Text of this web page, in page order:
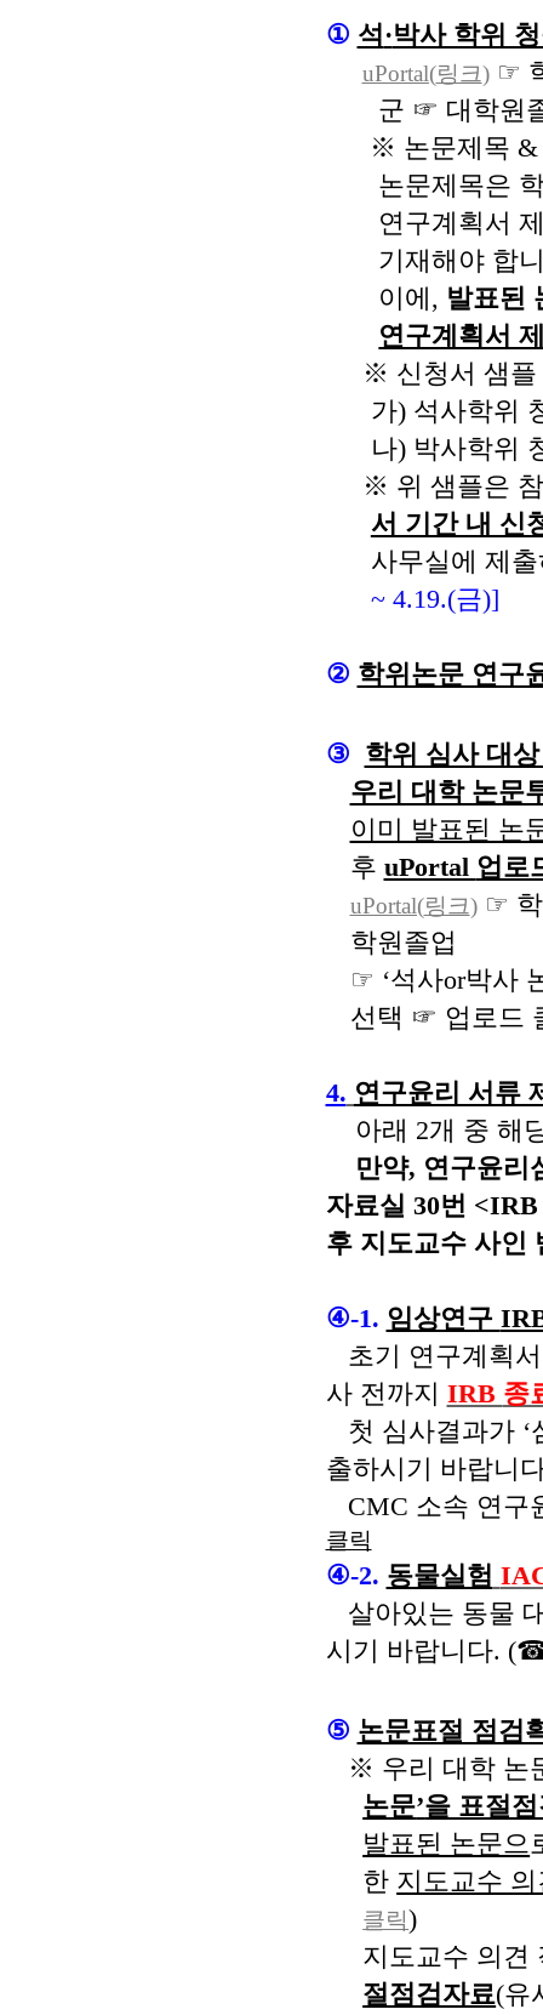
① 석 ·박사 학위
uPortal(링크) ☞
군 ☞ 대학원
※ 논문제목 &
논문제목은
연구계획서
기재해야 합
이에, 발표된
연구계획서
※ 신청서 샘
가) 석사학위
나) 박사학위
※ 위 샘플은
서 기간 내 신
사무실에 제
~ 4.19.(금)]
② 학위논문 연구
③ 학위 심사 대
우리 대학 논문
이미 발표된 논
후 uPortal 업로
uPortal(링크) ☞
학원졸업
☞ ‘석사or박사
선택 ☞ 업로드
4. 연구윤리 서류
아래 2개 중 해
만약, 연구윤리
자료실 30번
후 지도교수 사인
④-1. 임상연구
초기 연구계획
사 전까지 IRB 종
첫 심사결과가 ‘
출하시기 바랍니
CMC 소속 연구
클릭
④-2. 동물실험
살아있는 동물
시기 바랍니다. (
⑤ 논문표절 점검
※ 우리 대학 논
논문’을 표절
발표된 논문으
한 지도교수 의
클릭)
지도교수 의견
절점검자료(유